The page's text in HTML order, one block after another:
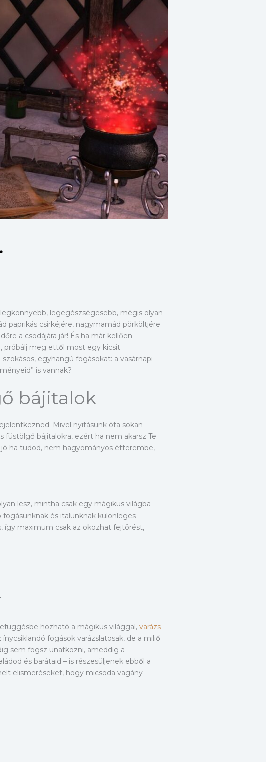
legegészségesebb, mégis olyan
paprikás csirkéjére, nagymamád pörköltjére
a csodájára jár! És ha már kellően
próbálj meg ettől most egy kicsit
egyhangú fogásokat: a vasárnapi
is vannak?
bájitalok
Mivel nyitásunk óta sokan
bájitalokra, ezért ha nem akarsz Te
ha tudod, nem hagyományos étterembe,
lesz, mintha csak egy mágikus világba
és italunknak különleges
így maximum csak az okozhat fejtörést,
hozható a mágikus világgal,varázs
fogások varázslatosak, de a miliő
sem fogsz unatkozni, ameddig a
és barátaid – is részesüljenek ebből a
elismeréseket, hogy micsoda vagány